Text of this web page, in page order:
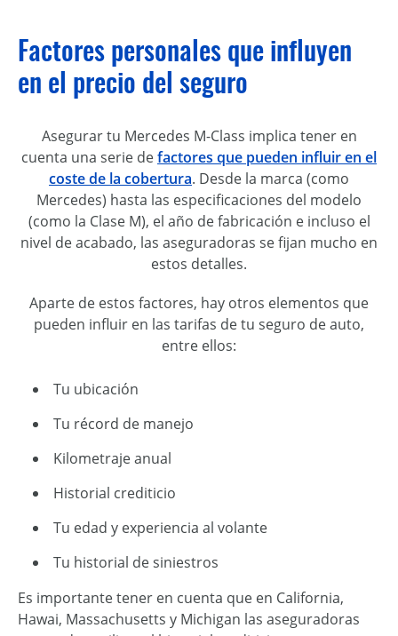
Factores personales que influyen
en el precio del seguro
Asegurar tu Mercedes M-Class implica tener en
cuenta una serie defactores que pueden influir en el
coste de la cobertura. Desde la marca (como
Mercedes) hasta las especificaciones del modelo
(como la Clase M), el año de fabricación e incluso el
nivel de acabado, las aseguradoras se fijan mucho en
estos detalles.
Aparte de estos factores, hay otros elementos que
pueden influir en las tarifas de tu seguro de auto,
entre ellos:
Tu ubicación
Tu récord de manejo
Kilometraje anual
Historial crediticio
Tu edad y experiencia al volante
Tu historial de siniestros
Es importante tener en cuenta que en California,
Hawai, Massachusetts y Michigan las aseguradoras